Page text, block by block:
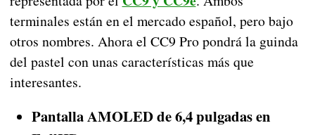
terminales están en el mercado español, pero bajo
otros nombres. Ahora el CC9 Pro pondrá la guinda
del pastel con unas características más que
interesantes.
Pantalla AMOLED de 6,4 pulgadas en